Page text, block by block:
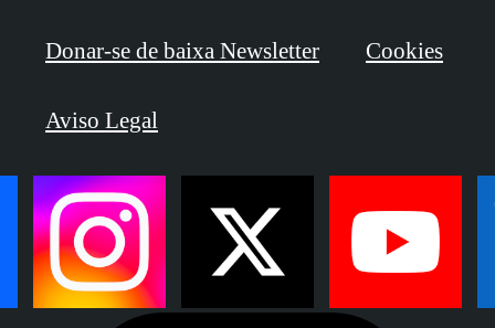
Donar-se de baixa Newsletter Cookies
Aviso Legal